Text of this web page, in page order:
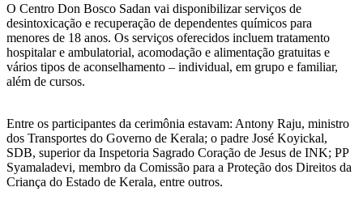
O Centro Don Bosco Sadan vai disponibilizar serviços de
desintoxicação e recuperação de dependentes químicos para
menores de 18 anos. Os serviços oferecidos incluem tratamento
hospitalar e ambulatorial, acomodação e alimentação gratuitas e
vários tipos de aconselhamento – individual, em grupo e familiar,
além de cursos.
Entre os participantes da cerimônia estavam: Antony Raju, ministro
dos Transportes do Governo de Kerala; o padre José Koyickal,
SDB, superior da Inspetoria Sagrado Coração de Jesus de INK; PP
Syamaladevi, membro da Comissão para a Proteção dos Direitos da
Criança do Estado de Kerala, entre outros.